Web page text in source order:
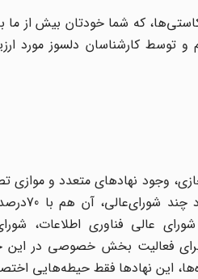
که شما خودتان بیش از ما
کارشناسان دلسوز مورد
وجود نهادهای متعدد و موازی
راه‌بری این
عالی فناوری اطلاعات،
فعالیت بخش خصوصی در این
این نهادها فقط حیطه‌هایی